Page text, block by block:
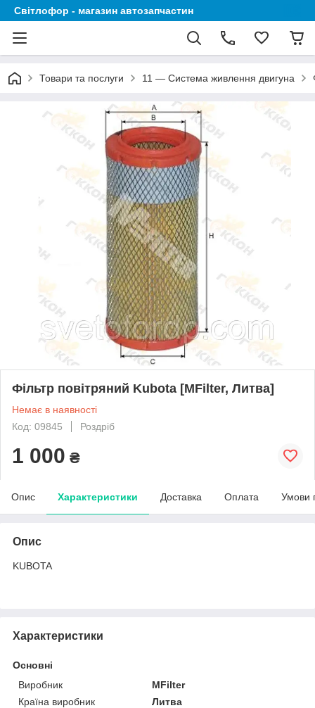
Світлофор - магазин автозапчастин
Товари та послуги 11 — Система живлення двигуна
Фільтр повітряний Kubota [MFilter, Литва]
Немає в наявності
Код: 09845
Роздріб
1 000 ₴
Опис Характеристики Доставка Оплата Умови
Опис
KUBOTA
Характеристики
Основні
Виробник
MFilter
Країна виробник
Литва